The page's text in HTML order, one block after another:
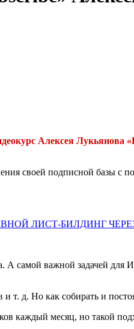
Алексея Лукьянова
своей подписной базы с
ЛИСТ-БИЛДИНГ ЧЕРЕЗ
самой важной задачей для
д. Но как собирать и
каждый месяц, но такой